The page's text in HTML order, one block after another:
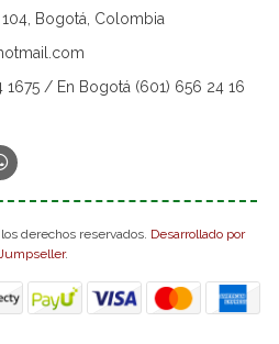
Bogotá, Colombia
1675 / En Bogotá (601) 656 24 16
derechos reservados. Desarrollado por
.